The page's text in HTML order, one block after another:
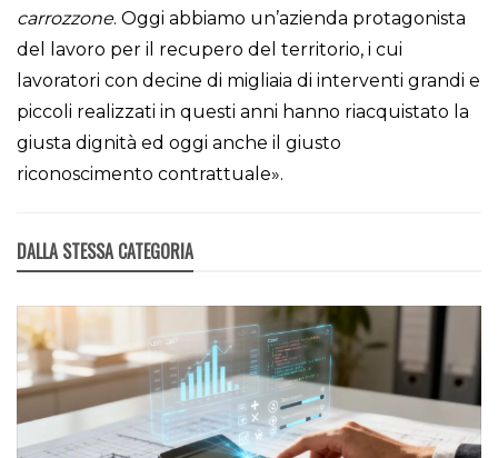
carrozzone. Oggi abbiamo un’azienda protagonista
del lavoro per il recupero del territorio, i cui
lavoratori con decine di migliaia di interventi grandi e
piccoli realizzati in questi anni hanno riacquistato la
giusta dignità ed oggi anche il giusto
riconoscimento contrattuale».
DALLA STESSA CATEGORIA